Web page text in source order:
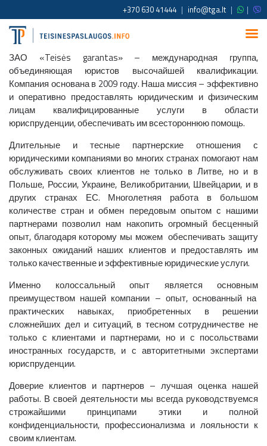
+370 630 41444 | info@tga.lt | |
ЗАО «Teisės garantas» – международная группа,
объединяющая юристов высочайшей квалификации.
Компания основана в 2009 году. Наша миссия – эффективно
и оперативно предоставлять юридическим и физическим
лицам квалифицированные услуги в области
юриспруденции, обеспечивать им всестороннюю помощь.
Длительные и тесные партнерские отношения с
юридическими компаниями во многих странах помогают нам
обслуживать своих клиентов не только в Литве, но и в
Польше, России, Украине, Великобритании, Швейцарии, и в
других странах ЕС. Многолетняя работа в большом
количестве стран и обмен передовым опытом с нашими
партнерами позволил нам накопить огромный бесценный
опыт, благодаря которому мы можем обеспечивать защиту
законных ожиданий наших клиентов и предоставлять им
только качественные и эффективные юридические услуги.
Именно колоссальный опыт является основным
преимуществом нашей компании – опыт, основанный на
практических навыках, приобретенных в решении
сложнейших дел и ситуаций, в тесном сотрудничестве не
только с клиентами и партнерами, но и с посольствами
иностранных государств, и с авторитетными экспертами
юриспруденции.
Доверие клиентов и партнеров – лучшая оценка нашей
работы. В своей деятельности мы всегда руководствуемся
строжайшими принципами этики и полной
конфиденциальности, профессионализма и лояльности к
своим клиентам.